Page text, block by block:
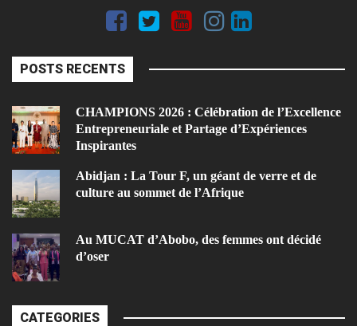
POSTS RECENTS
CHAMPIONS 2026 : Célébration de l’Excellence
Entrepreneuriale et Partage d’Expériences
Inspirantes
Abidjan : La Tour F, un géant de verre et de
culture au sommet de l’Afrique
Au MUCAT d’Abobo, des femmes ont décidé
d’oser
CATEGORIES